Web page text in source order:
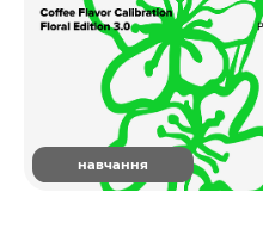
навчання